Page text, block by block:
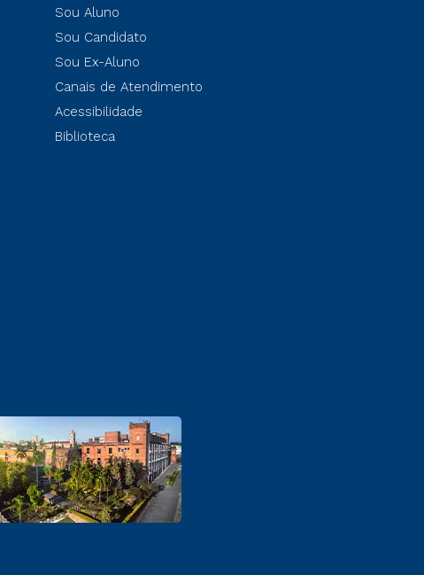
Sou Aluno
Sou Candidato
Sou Ex-Aluno
Canais de Atendimento
Acessibilidade
Biblioteca